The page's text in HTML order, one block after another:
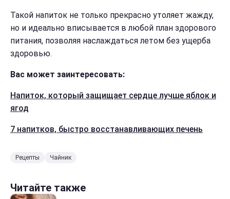
Такой напиток не только прекрасно утоляет жажду,
но и идеально вписывается в любой план здорового
питания, позволяя наслаждаться летом без ущерба
здоровью.
Вас может заинтересовать:
Напиток, который защищает сердце лучше яблок и
ягод
7 напитков, быстро восстанавливающих печень
Рецепты Чайник
Читайте также